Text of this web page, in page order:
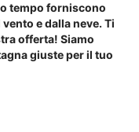
tempo forniscono
e dalla neve. Ti
offerta! Siamo
giuste per il tuo